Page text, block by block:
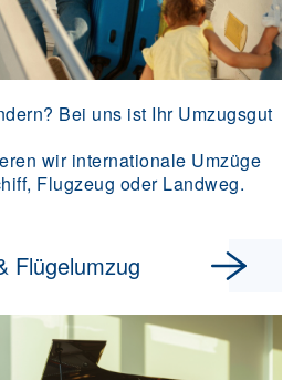
Bei uns ist Ihr Umzugsgut
wir internationale Umzüge
Flugzeug oder Landweg.
Flügelumzug